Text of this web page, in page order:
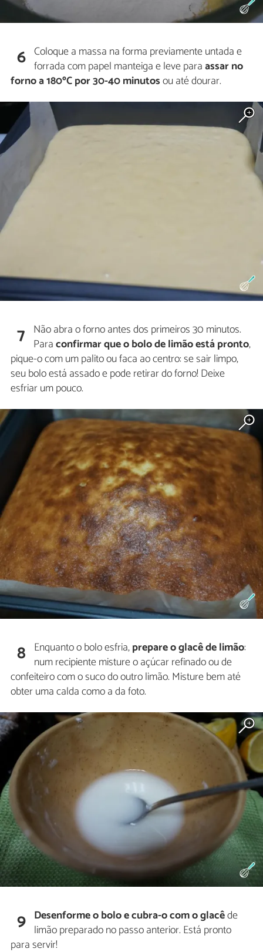
6 Coloque a massa na forma previamente untada e
forrada com papel manteiga e leve paraassar no
forno a 180ºC por 30-40 minutosou até dourar.
7 Não abra o forno antes dos primeiros 30 minutos.
Paraconfirmar que o bolo de limão está pronto,
pique-o com um palito ou faca ao centro: se sair limpo,
seu bolo está assado e pode retirar do forno! Deixe
esfriar um pouco.
8 Enquanto o bolo esfria,prepare o glacê de limão:
num recipiente misture o açúcar refinado ou de
confeiteiro com o suco do outro limão. Misture bem até
obter uma calda como a da foto.
9 Desenforme o bolo e cubra-o com o glacêde
limão preparado no passo anterior. Está pronto
para servir!